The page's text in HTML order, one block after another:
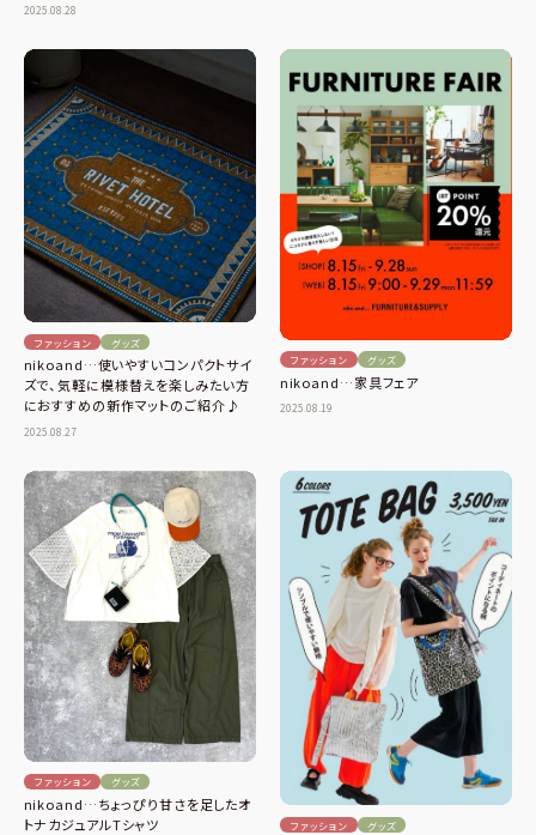
2025.08.28
ファッション グッズ
nikoand…使いやすいコンパクトサイ
ズで、気軽に模様替えを楽しみたい方
におすすめの新作マットのご紹介♪
2025.08.27
ファッション グッズ
nikoand…家具フェア
2025.08.19
ファッション グッズ
nikoand…ちょっぴり甘さを足したオ
トナカジュアルTシャツ
ファッション グッズ